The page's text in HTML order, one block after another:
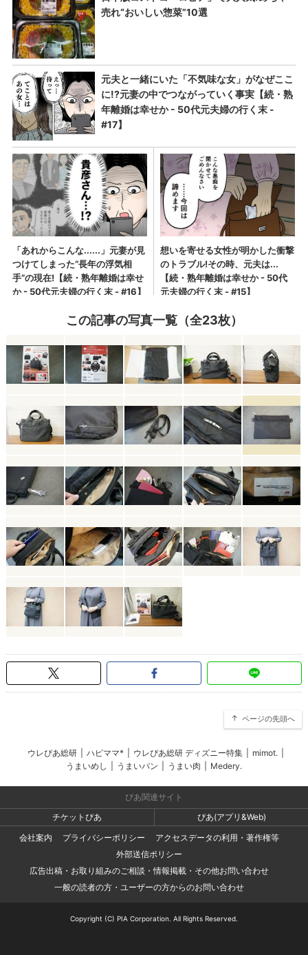
この記事の写真一覧（全23枚）
ページの先頭へ
ウレぴあ総研 ハピママ* ウレぴあ総研 ディズニー特集 mimot.
うまいめし
うまいパン うまい肉 Medery.
ぴあ関連サイト
チケットぴあ
ぴあ(アプリ&Web)
会社案内
プライバシーポリシー
アクセスデータの利用・著作権等
外部送信ポリシー
広告出稿・お取り組みのご相談・情報掲載・その他お問い合わせ
一般の読者の方・ユーザーの方からのお問い合わせ
Copyright (C) PIA Corporation. All Rights Reserved.